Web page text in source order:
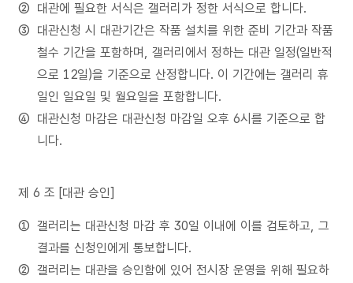
대관에 필요한 서식은 갤러리가 정한 서식으로 합니다.
대관신청 시 대관기간은 작품 설치를 위한 준비 기간과 작품
철수 기간을 포함하며, 갤러리에서 정하는 대관 일정(일반적
으로 12일)을 기준으로 산정합니다. 이 기간에는 갤러리 휴
일인 일요일 및 월요일을 포함합니다.
대관신청 마감은 대관신청 마감일 오후 6시를 기준으로 합
니다.
제 6 조 [대관 승인]
갤러리는 대관신청 마감 후 30일 이내에 이를 검토하고, 그
결과를 신청인에게 통보합니다.
갤러리는 대관을 승인함에 있어 전시장 운영을 위해 필요하